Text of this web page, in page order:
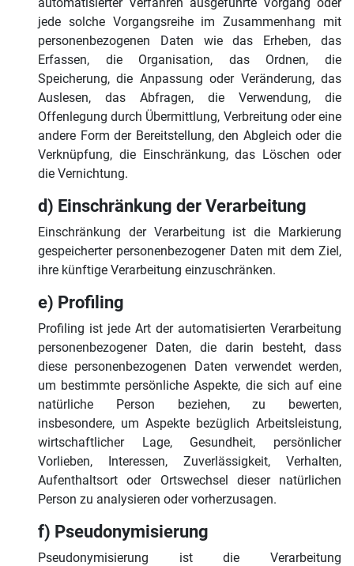
jede solche Vorgangsreihe im Zusammenhang mit
personenbezogenen Daten wie das Erheben, das
Erfassen, die Organisation, das Ordnen, die
Speicherung, die Anpassung oder Veränderung, das
Auslesen, das Abfragen, die Verwendung, die
Offenlegung durch Übermittlung, Verbreitung oder eine
andere Form der Bereitstellung, den Abgleich oder die
Verknüpfung, die Einschränkung, das Löschen oder
die Vernichtung.
d) Einschränkung der Verarbeitung
Einschränkung der Verarbeitung ist die Markierung
gespeicherter personenbezogener Daten mit dem Ziel,
ihre künftige Verarbeitung einzuschränken.
e) Profiling
Profiling ist jede Art der automatisierten Verarbeitung
personenbezogener Daten, die darin besteht, dass
diese personenbezogenen Daten verwendet werden,
um bestimmte persönliche Aspekte, die sich auf eine
natürliche Person beziehen, zu bewerten,
insbesondere, um Aspekte bezüglich Arbeitsleistung,
wirtschaftlicher Lage, Gesundheit, persönlicher
Vorlieben, Interessen, Zuverlässigkeit, Verhalten,
Aufenthaltsort oder Ortswechsel dieser natürlichen
Person zu analysieren oder vorherzusagen.
f) Pseudonymisierung
Pseudonymisierung ist die Verarbeitung